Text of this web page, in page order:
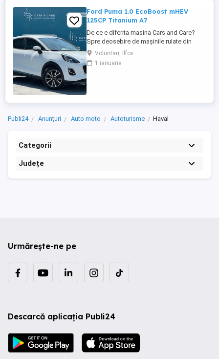
Ford Puma 1.0 EcoBoost mHEV
125CP Titanium A7
De ce e diferita masina Cars and Care?
Spre deosebire de mașinile rulate din
piața obișnuită, aceasta vine direct din
flota proprie a Business Lease — parte a
grupului internațional Autobinck, cu peste
Voluntari, Ilfov
1 ianuarie
Publi24 Anunțuri Auto moto Autoturisme Haval
Categorii
Județe
Urmărește-ne pe
Descarcă aplicația Publi24